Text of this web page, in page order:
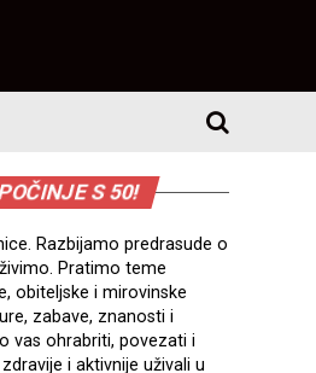
S 50!
Razbijamo predrasude o
Pratimo teme
obiteljske i mirovinske
zabave, znanosti i
vas ohrabriti, povezati i
i aktivnije uživali u